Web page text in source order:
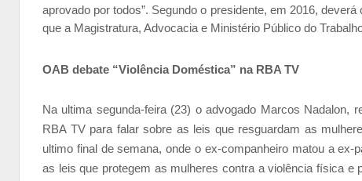
aprovado por todos”. Segundo o presidente, em 2016,
que a Magistratura, Advocacia e Ministério Público do
OAB debate “Violência Doméstica” na RBA TV
Na ultima segunda-feira (23) o advogado Marcos Nadalon,
RBA TV para falar sobre as leis que resguardam as
ultimo final de semana, onde o ex-companheiro matou a
as leis que protegem as mulheres contra a violência física e